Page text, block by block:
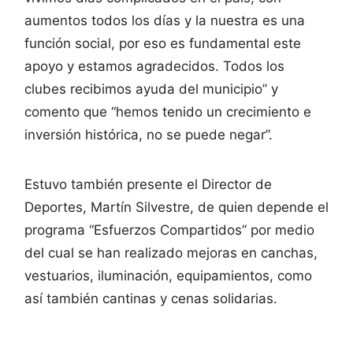
aumentos todos los días y la nuestra es una
función social, por eso es fundamental este
apoyo y estamos agradecidos. Todos los
clubes recibimos ayuda del municipio” y
comento que “hemos tenido un crecimiento e
inversión histórica, no se puede negar”.
Estuvo también presente el Director de
Deportes, Martín Silvestre, de quien depende el
programa “Esfuerzos Compartidos” por medio
del cual se han realizado mejoras en canchas,
vestuarios, iluminación, equipamientos, como
así también cantinas y cenas solidarias.